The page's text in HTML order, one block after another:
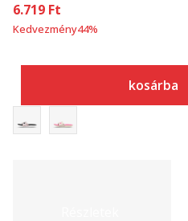
6.719 Ft
Kedvezmény44%
kosárba